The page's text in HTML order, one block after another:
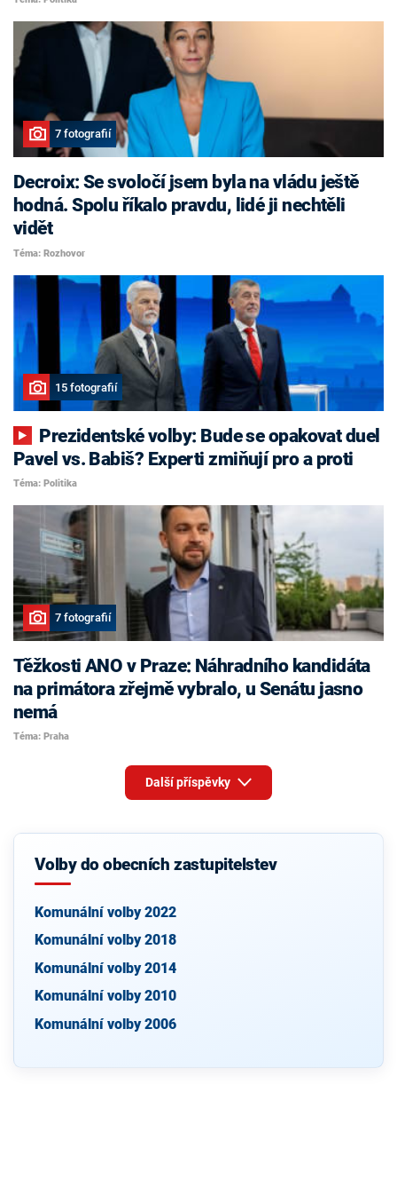
7 fotografií
Decroix: Se svoločí jsem byla na vládu ještě
hodná. Spolu říkalo pravdu, lidé ji nechtěli
vidět
Téma: Rozhovor
15 fotografií
Pavel vs. Babiš? Experti zmiňují pro a proti
Téma: Politika
7 fotografií
Těžkosti ANO v Praze: Náhradního kandidáta
na primátora zřejmě vybralo, u Senátu jasno
nemá
Téma: Praha
Další příspěvky
Volby do obecních zastupitelstev
Komunální volby 2022
Komunální volby 2018
Komunální volby 2014
Komunální volby 2010
Komunální volby 2006